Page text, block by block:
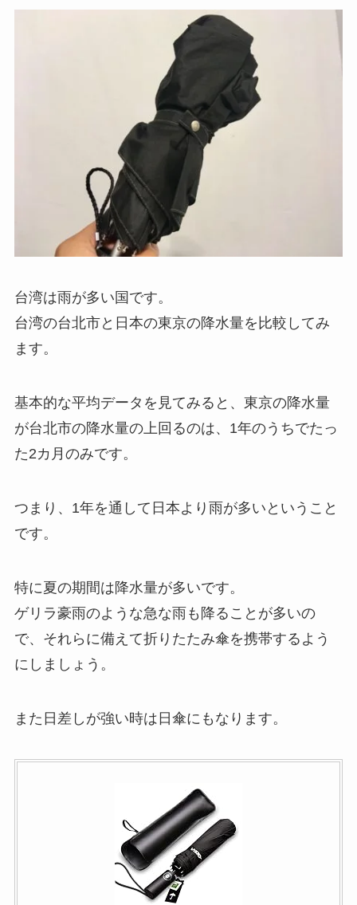
台湾は雨が多い国です。
台湾の台北市と日本の東京の降水量を比較してみ
ます。
基本的な平均データを見てみると、東京の降水量
が台北市の降水量の上回るのは、1年のうちでたっ
た2カ月のみです。
つまり、1年を通して日本より雨が多いということ
です。
特に夏の期間は降水量が多いです。
ゲリラ豪雨のような急な雨も降ることが多いの
で、それらに備えて折りたたみ傘を携帯するよう
にしましょう。
また日差しが強い時は日傘にもなります。